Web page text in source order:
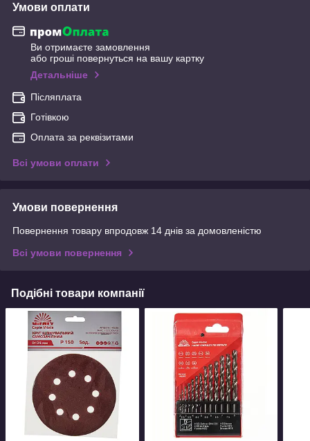
Умови оплати
Ви отримаєте замовлення
або гроші повернуться на вашу картку
Детальніше
Післяплата
Готівкою
Оплата за реквізитами
Всі умови оплати
Умови повернення
Повернення товару впродовж 14 днів за домовленістю
Всі умови повернення
Подібні товари компанії